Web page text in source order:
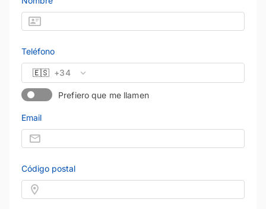
Teléfono
🇪🇸 +34
Prefiero que me llamen
Email
Código postal